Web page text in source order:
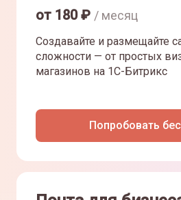
от 180₽ / месяц
Создавайте и размещайте
сложности — от простых
магазинов на 1С-Битрикс
Попробовать